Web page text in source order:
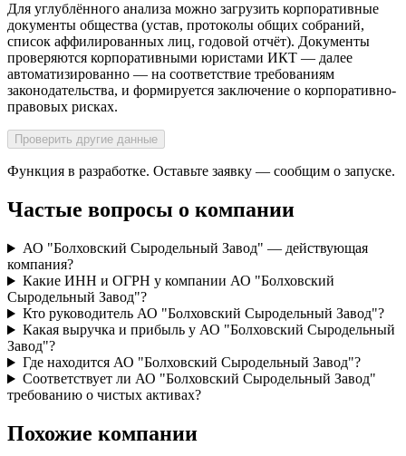
Для углублённого анализа можно загрузить корпоративные
документы общества (устав, протоколы общих собраний,
список аффилированных лиц, годовой отчёт). Документы
проверяются корпоративными юристами ИКТ — далее
автоматизированно — на соответствие требованиям
законодательства, и формируется заключение о корпоративно-
правовых рисках.
Проверить другие данные
Функция в разработке. Оставьте заявку — сообщим о запуске.
Частые вопросы о компании
АО "Болховский Сыродельный Завод" — действующая
компания?
Какие ИНН и ОГРН у компании АО "Болховский
Сыродельный Завод"?
Кто руководитель АО "Болховский Сыродельный Завод"?
Какая выручка и прибыль у АО "Болховский Сыродельный
Завод"?
Где находится АО "Болховский Сыродельный Завод"?
Соответствует ли АО "Болховский Сыродельный Завод"
требованию о чистых активах?
Похожие компании